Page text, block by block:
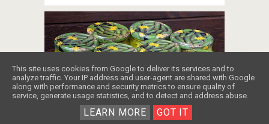
This site uses cookies from Google to deliver its services and to
analyze traffic. Your IP address and user-agent are shared with Google
along with performance and security metrics to ensure quality of
service, generate usage statistics, and to detect and address abuse.
LEARN MORE GOT IT